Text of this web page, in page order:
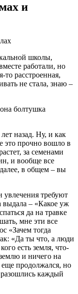
и
школы,
работали, но
то расстроенная,
не стала, знаю –
болтушка
назад. Ну, и как
это прочно вошло в
за семенами
и вообще все
в общем – вы
увлечения требуют
выдала – «Какое уж
да на травке
мне эти все
«Зачем тогда
«Да ты что, а люди
есть земля, что-
и ничего на
еще продолжался, но
каждый